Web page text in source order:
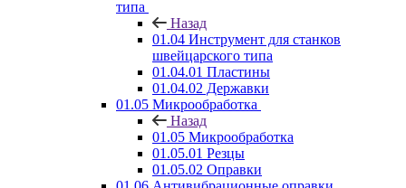
типа
Назад
01.04 Инструмент для станков
швейцарского типа
01.04.01 Пластины
01.04.02 Державки
01.05 Микрообработка
Назад
01.05 Микрообработка
01.05.01 Резцы
01.05.02 Оправки